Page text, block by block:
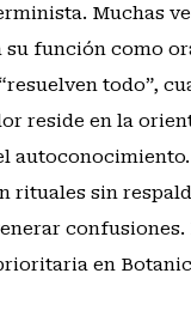
Muchas
función como
todo”,
reside en la
rituales sin
confusiones.
en